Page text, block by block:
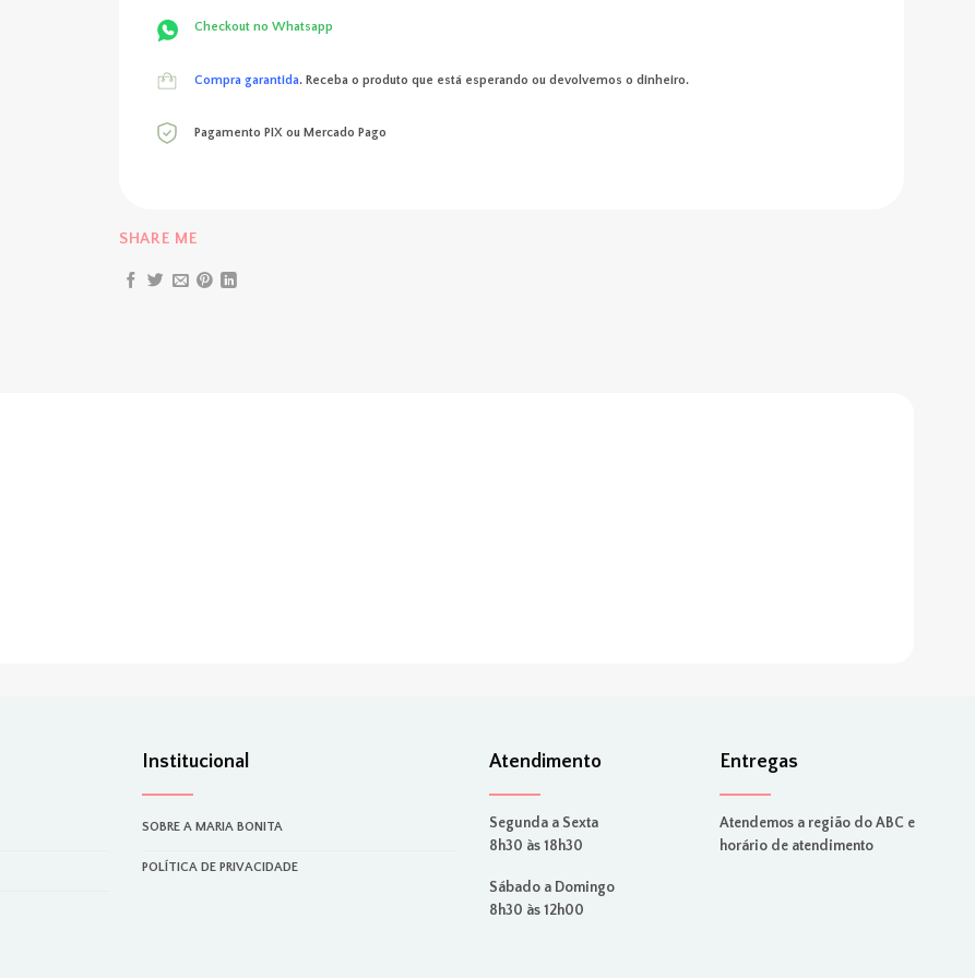
Checkout no Whatsapp
Compra garantida. Receba o produto que está esperando ou devolvemos o dinheiro.
Pagamento PIX ou Mercado Pago
SHARE ME
Institucional
SOBRE A MARIA BONITA
POLÍTICA DE PRIVACIDADE
Atendimento
Segunda a Sexta
8h30 às 18h30
Sábado a Domingo
8h30 às 12h00
Entregas
Atendemos a região do ABC e
horário de atendimento